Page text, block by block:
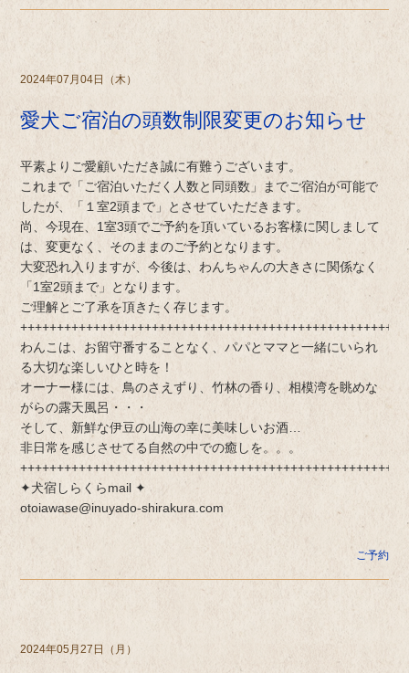
2024年07月04日（木）
愛犬ご宿泊の頭数制限変更のお知らせ
平素よりご愛顧いただき誠に有難うございます。
これまで「ご宿泊いただく人数と同頭数」までご宿泊が可能で
したが、「１室2頭まで」とさせていただきます。
尚、今現在、1室3頭でご予約を頂いているお客様に関しまして
は、変更なく、そのままのご予約となります。
大変恐れ入りますが、今後は、わんちゃんの大きさに関係なく
「1室2頭まで」となります。
ご理解とご了承を頂きたく存じます。
わんこは、お留守番することなく、パパとママと一緒にいられ
る大切な楽しいひと時を！
オーナー様には、鳥のさえずり、竹林の香り、相模湾を眺めな
がらの露天風呂・・・
そして、新鮮な伊豆の山海の幸に美味しいお酒…
非日常を感じさせてる自然の中での癒しを。。。
✦犬宿しらくらmail ✦
otoiawase@inuyado-shirakura.com
ご予約
2024年05月27日（月）